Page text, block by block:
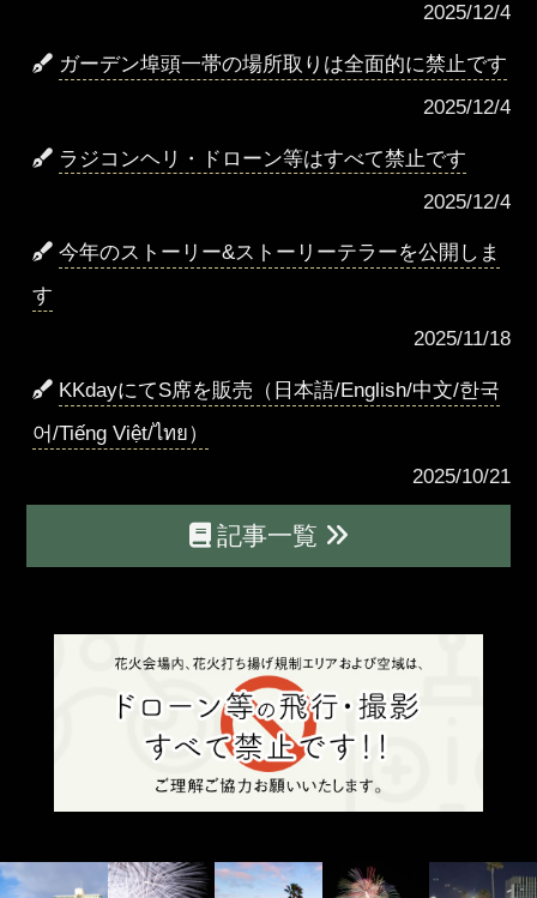
2025/12/4
ガーデン埠頭一帯の場所取りは全面的に禁止です
2025/12/4
ラジコンヘリ・ドローン等はすべて禁止です
2025/12/4
今年のストーリー&ストーリーテラーを公開しま
す
2025/11/18
KKdayにてS席を販売（日本語/English/中文/한국
어/Tiếng Việt/ไทย）
2025/10/21
記事一覧